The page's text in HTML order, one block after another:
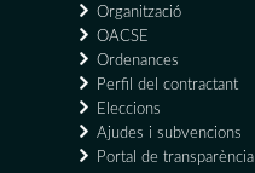
Organització
OACSE
Ordenances
Perfil del contractant
Eleccions
Ajudes i subvencions
Portal de transparència